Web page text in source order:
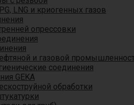
LNG и криогенных газов
опрессовки
и газовой
соединения
GEKA
обработки